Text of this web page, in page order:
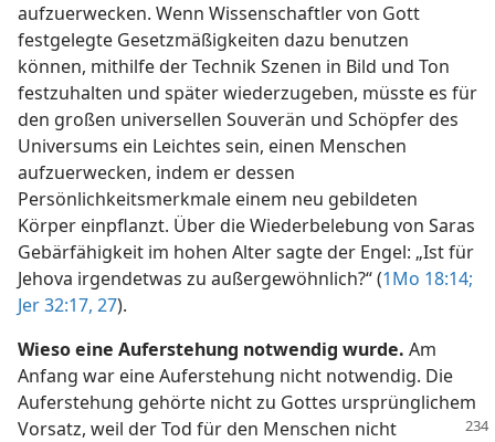
aufzuerwecken. Wenn Wissenschaftler von Gott
festgelegte Gesetzmäßigkeiten dazu benutzen
können, mithilfe der Technik Szenen in Bild und Ton
festzuhalten und später wiederzugeben, müsste es für
den großen universellen Souverän und Schöpfer des
Universums ein Leichtes sein, einen Menschen
aufzuerwecken, indem er dessen
Persönlichkeitsmerkmale einem neu gebildeten
Körper einpflanzt. Über die Wiederbelebung von Saras
Gebärfähigkeit im hohen Alter sagte der Engel: „Ist für
Jehova irgendetwas zu außergewöhnlich?“ (1Mo 18:14;
Jer 32:17, 27).
Wieso eine Auferstehung notwendig wurde. Am
Anfang war eine Auferstehung nicht notwendig. Die
Auferstehung gehörte nicht zu Gottes ursprünglichem
Vorsatz, weil der Tod für den Menschen nicht